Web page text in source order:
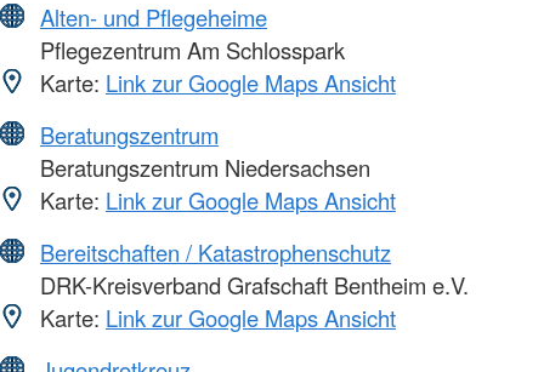
Alten- und Pflegeheime
Pflegezentrum Am Schlosspark
Karte: Link zur Google Maps Ansicht
Beratungszentrum
Beratungszentrum Niedersachsen
Karte: Link zur Google Maps Ansicht
Bereitschaften / Katastrophenschutz
DRK-Kreisverband Grafschaft Bentheim e.V.
Karte: Link zur Google Maps Ansicht